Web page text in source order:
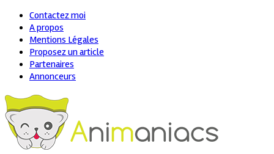
Contactez moi
A propos
Mentions Légales
Proposez un article
Partenaires
Annonceurs